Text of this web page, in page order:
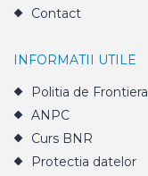
Contact
INFORMATII UTILE
Politia de Frontiera
ANPC
Curs BNR
Protectia datelor